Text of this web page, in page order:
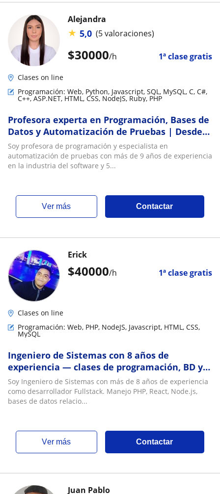
$30000/h 1ª clase gratis
Alejandra
★ 5,0 (5 valoraciones)
Clases on line
Programación: Web, Python, Javascript, SQL, MySQL, C, C#,
C++, ASP.NET, HTML, CSS, NodeJS, Ruby, PHP
Profesora experta en Programación, Bases de
Datos y Automatización de Pruebas | Desde
cero hasta nivel avanzado
Soy profesora de programación y especialista en
automatización de pruebas con más de 9 años de experiencia
en la industria del software y 5...
ver más Contactar
$40000/h 1ª clase gratis
Erick
Clases on line
Programación: Web, PHP, NodeJS, Javascript, HTML, CSS,
MySQL
Ingeniero de Sistemas con 8 años de
experiencia — clases de programación, BD y
refuerzo escolar online
Soy Ingeniero de Sistemas con más de 8 años de experiencia
como desarrollador Fullstack. Manejo PHP, React, Node.js,
bases de datos relacio...
ver más Contactar
Juan Pablo